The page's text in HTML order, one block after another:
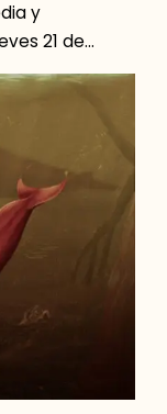
y
21 de